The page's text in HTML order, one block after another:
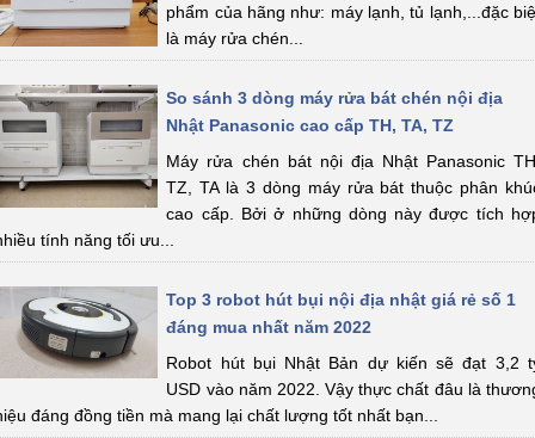
phẩm của hãng như: máy lạnh, tủ lạnh,...đặc
là máy rửa chén...
So sánh 3 dòng máy rửa bát chén nội địa
Nhật Panasonic cao cấp TH, TA, TZ
Máy rửa chén bát nội địa Nhật Panasonic
TZ, TA là 3 dòng máy rửa bát thuộc phân
cao cấp. Bởi ở những dòng này được tích
tính năng tối ưu...
Top 3 robot hút bụi nội địa nhật giá rẻ số 1
đáng mua nhất năm 2022
Robot hút bụi Nhật Bản dự kiến sẽ đạt 3,2
USD vào năm 2022. Vậy thực chất đâu là
đáng đồng tiền mà mang lại chất lượng tốt nhất bạn...